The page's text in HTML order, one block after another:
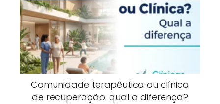
Comunidade terapêutica ou clínica
de recuperação: qual a diferença?